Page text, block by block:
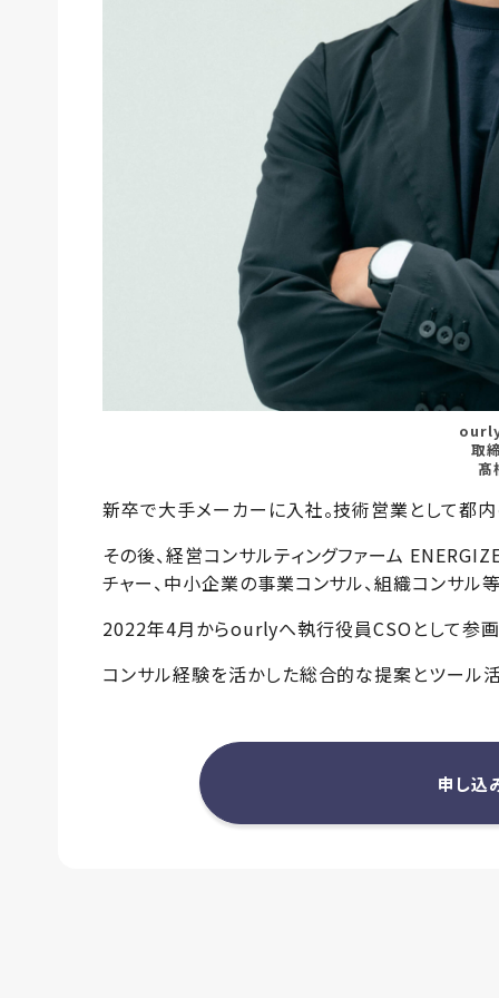
取
髙
新卒で大手メーカーに入社。技術営業として都
その後、経営コンサルティングファーム
チャー、中小企業の事業コンサル、組織コンサル
2022年4月からourlyへ執行役員CSOとして参画
コンサル経験を活かした総合的な提案とツール
申し込